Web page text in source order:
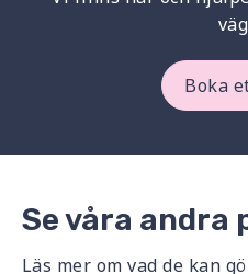
Boka
Se våra andra
Läs mer om vad de kan